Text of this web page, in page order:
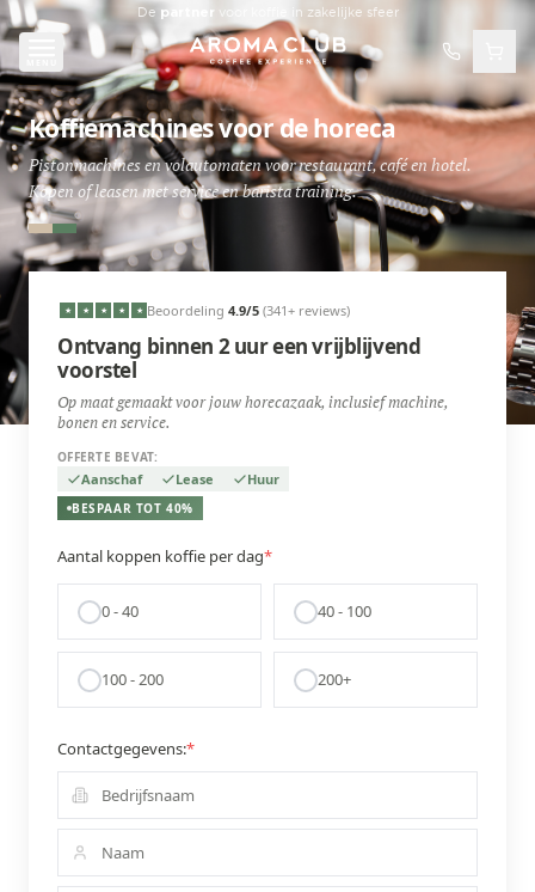
Skip to main content
De partner voor koffie in zakelijke sfeer
Koffiemachines voor de horeca
Pistonmachines en volautomaten voor restaurant, café en hotel.
Kopen of leasen met service en barista training.
★ ★ ★ ★ ★ Beoordeling 4.9/5 (341+ reviews)
Ontvang binnen 2 uur een vrijblijvend
voorstel
Op maat gemaakt voor jouw horecazaak, inclusief machine,
bonen en service.
OFFERTE BEVAT:
Aanschaf Lease Huur
BESPAAR TOT 40%
Aantal koppen koffie per dag*
0 - 40 40 - 100
100 - 200 200+
Contactgegevens:*